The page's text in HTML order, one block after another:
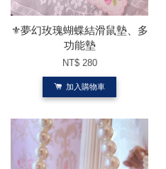
⚜️夢幻玫瑰蝴蝶結滑鼠墊、多
功能墊
NT$ 280
加入購物車